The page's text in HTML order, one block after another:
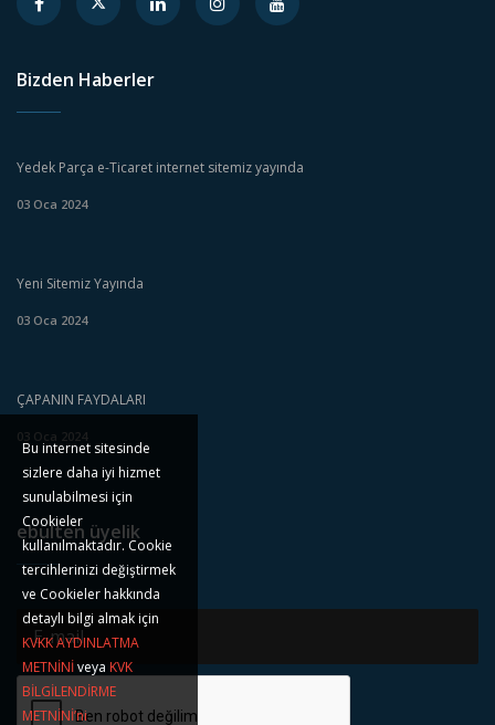
Bizden Haberler
Yedek Parça e-Ticaret internet sitemiz yayında
03 Oca 2024
Yeni Sitemiz Yayında
03 Oca 2024
ÇAPANIN FAYDALARI
03 Oca 2024
ebülten üyelik
Bu internet sitesinde
sizlere daha iyi hizmet
sunulabilmesi için
Cookieler
kullanılmaktadır. Cookie
tercihlerinizi değiştirmek
ve Cookieler hakkında
detaylı bilgi almak için
KVKK AYDINLATMA
METNİNİveya KVK
BİLGİLENDİRME
METNİNİ’ni